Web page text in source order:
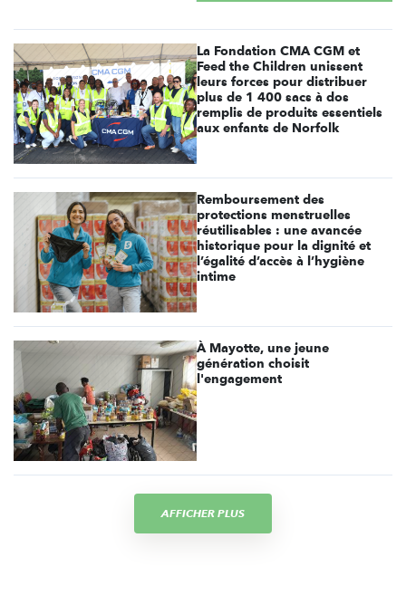
La Fondation CMA CGM et
Feed the Children unissent
leurs forces pour distribuer
plus de 1 400 sacs à dos
remplis de produits essentiels
aux enfants de Norfolk
Remboursement des
protections menstruelles
réutilisables : une avancée
historique pour la dignité et
l’égalité d’accès à l’hygiène
intime
À Mayotte, une jeune
génération choisit
l'engagement
AFFICHER PLUS